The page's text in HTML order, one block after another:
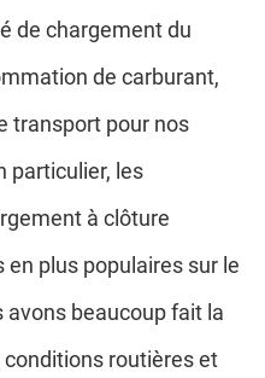
de chargement du
de carburant,
transport pour nos
particulier, les
à clôture
en plus populaires sur le
beaucoup fait la
routières et